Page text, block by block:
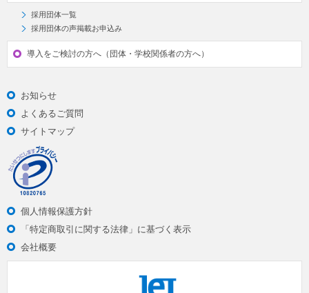
採用団体一覧
採用団体の声掲載お申込み
導入をご検討の方へ（団体・学校関係者の方へ）
お知らせ
よくあるご質問
サイトマップ
個人情報保護方針
「特定商取引に関する法律」に基づく表示
会社概要